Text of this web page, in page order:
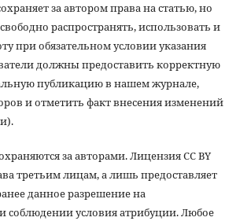
за автором права на статью, но
распространять, использовать и
при обязательном условии указания
должны предоставить корректную
публикацию в нашем журнале,
и отметить факт внесения изменений
за авторами. Лицензия CC BY
третьим лицам, а лишь предоставляет
данное разрешение на
соблюдении условия атрибуции. Любое